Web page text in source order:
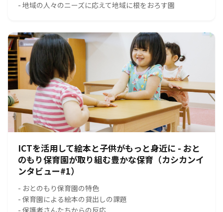
- 地域の人々のニーズに応えて地域に根をおろす園
ICTを活用して絵本と子供がもっと身近に - おと
のもり保育園が取り組む豊かな保育（カシカンイ
ンタビュー#1）
- おとのもり保育園の特色
- 保育園による絵本の貸出しの課題
- 保護者さんたちからの反応